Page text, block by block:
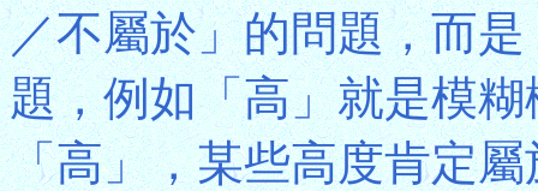
／不屬於」的問題，而
題，例如「高」就是模
「高」，某些高度肯定